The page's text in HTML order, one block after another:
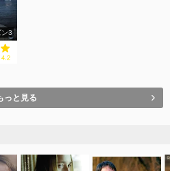
ン3
4.2
っと見る